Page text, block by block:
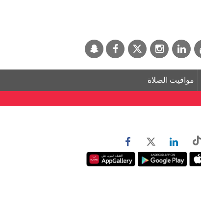
مواقيت الصلاة